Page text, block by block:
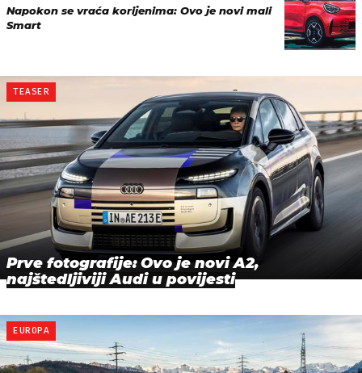
Napokon se vraća korijenima: Ovo je novi mali
Smart
TEASER
Prve fotografije: Ovo je novi A2,
najštedljiviji Audi u povijesti
EUROPA